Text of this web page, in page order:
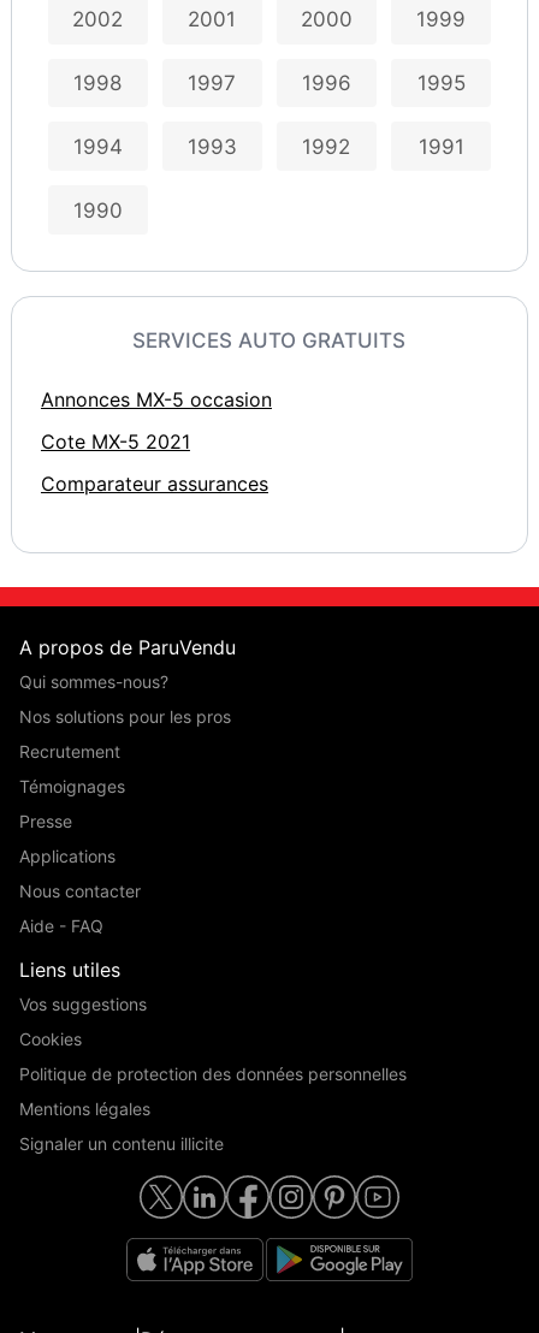
2002 2001 2000 1999
1998 1997 1996 1995
1994 1993 1992 1991
1990
SERVICES AUTO GRATUITS
Annonces MX-5 occasion
Cote MX-5 2021
Comparateur assurances
A propos de ParuVendu
Qui sommes-nous?
Nos solutions pour les pros
Recrutement
Témoignages
Presse
Applications
Nous contacter
Aide - FAQ
Liens utiles
Vos suggestions
Cookies
Politique de protection des données personnelles
Mentions légales
Signaler un contenu illicite